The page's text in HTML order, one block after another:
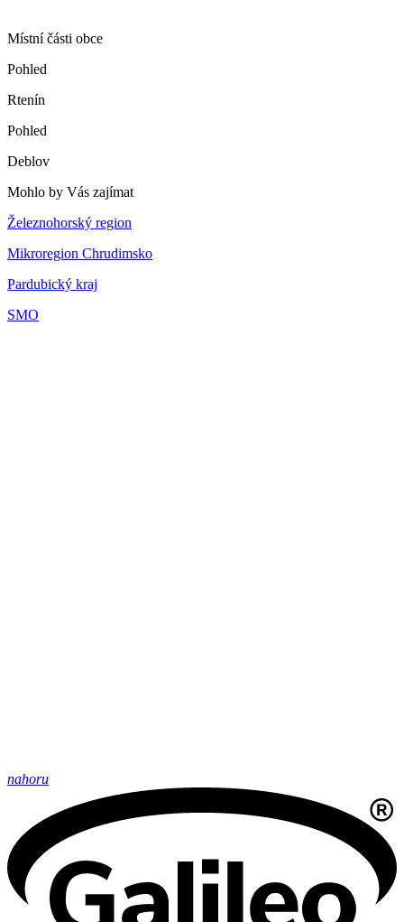
Místní části obce
Pohled
Rtenín
Pohled
Deblov
Mohlo by Vás zajímat
Železnohorský region
Mikroregion Chrudimsko
Pardubický kraj
SMO
nahoru